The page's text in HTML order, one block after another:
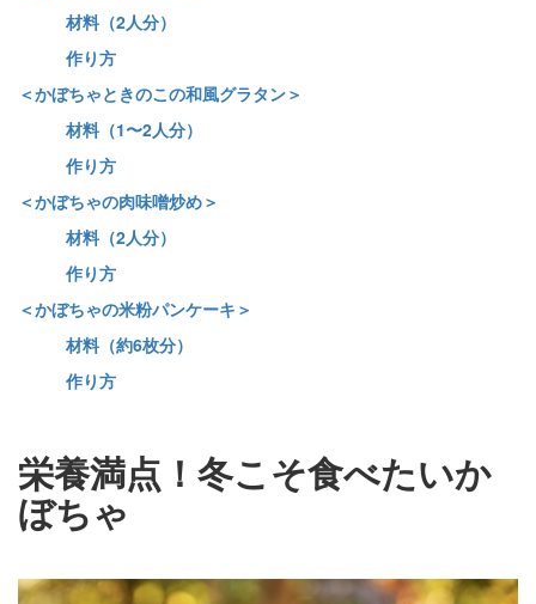
材料（2人分）
作り方
＜かぼちゃときのこの和風グラタン＞
材料（1〜2人分）
作り方
＜かぼちゃの肉味噌炒め＞
材料（2人分）
作り方
＜かぼちゃの米粉パンケーキ＞
材料（約6枚分）
作り方
栄養満点！冬こそ食べたいか
ぼちゃ